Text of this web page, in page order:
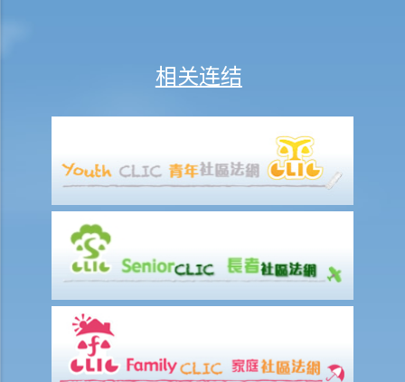
8. 我的儿子在意外中受伤，他想提出人身伤亡诉讼，但他还未够18岁。
模拟个案
相关连结